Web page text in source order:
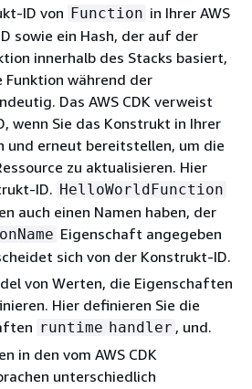
ID von Function in Ihrer AWS
sowie ein Hash, der auf der
innerhalb des Stacks basiert,
während der
Das AWS CDK verweist
wenn Sie das Konstrukt in Ihrer
und erneut bereitstellen, um die
zu aktualisieren. Hier
ID. HelloWorldFunction
auch einen Namen haben, der
Eigenschaft angegeben
sich von der Konstrukt-ID.
von Werten, die Eigenschaften
Hier definieren Sie die
runtime handler , und.
in den vom AWS CDK
unterschiedlich